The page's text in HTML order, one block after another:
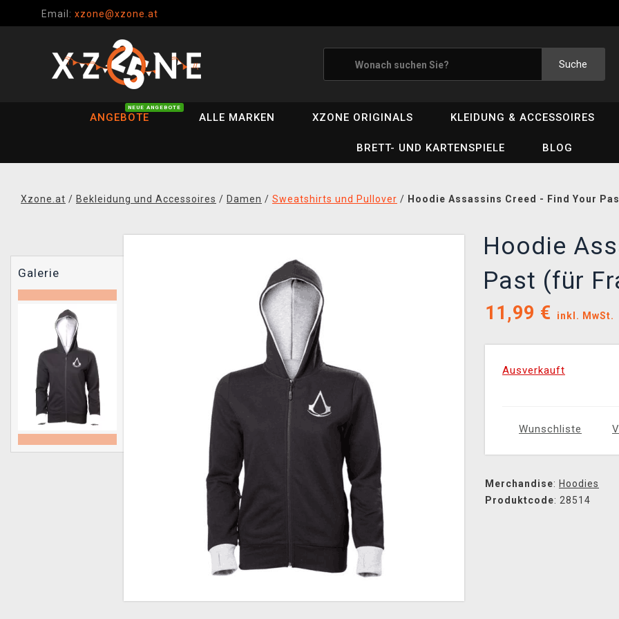
Email: xzone@xzone.at
Suche
ANGEBOTE
NEUE ANGEBOTE
ALLE MARKEN XZONE ORIGINALS KLEIDUNG & ACCESSOIRES
BRETT- UND KARTENSPIELE BLOG
Xzone.at / Bekleidung und Accessoires / Damen / Sweatshirts und Pullover / Hoodie Assassins Creed - Find Your
Galerie
Hoodie
Past (für
11,99 € inkl. MwSt.
Ausverkauft
Wunschliste
Merchandise: Hoodies
Produktcode: 28514